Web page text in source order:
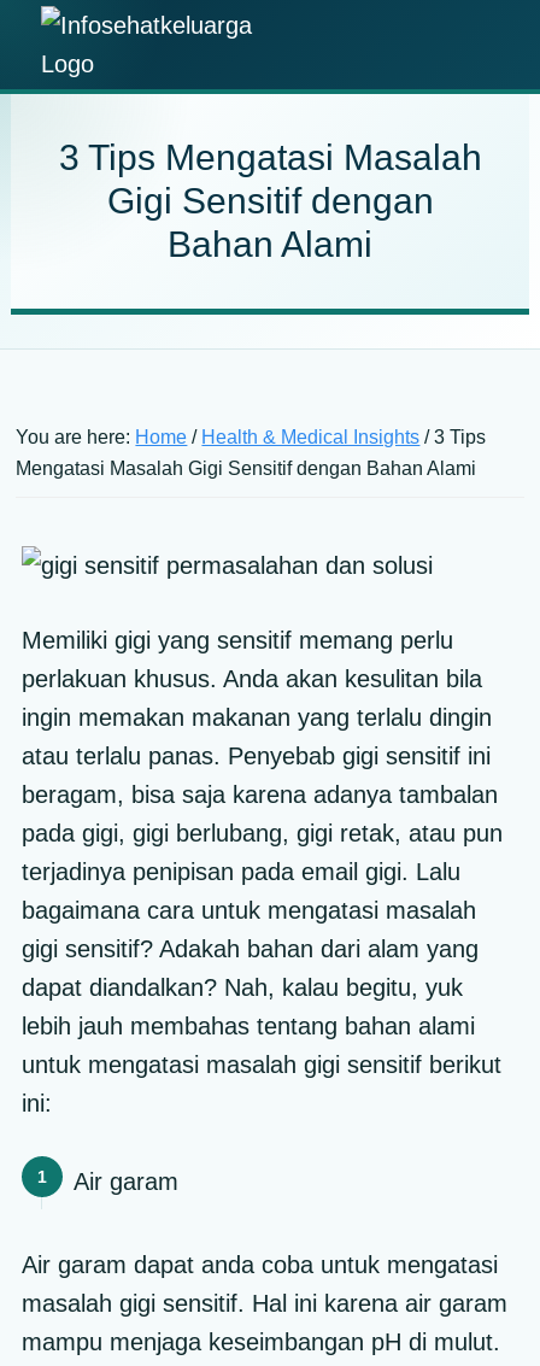
Skip
primary
Skip
main
Skip
primary
Skip
footerInfo
Keluarga
Temukan
Informasi
Kesehatan
Keluarga
3 Tips Mengatasi Masalah
Gigi Sensitif dengan
Bahan Alami
You are here: Home / Health & Medical Insights /3 Tips
Mengatasi Masalah Gigi Sensitif dengan Bahan Alami
Memiliki gigi yang sensitif memang perlu
perlakuan khusus. Anda akan kesulitan bila
ingin memakan makanan yang terlalu dingin
atau terlalu panas. Penyebab gigi sensitif ini
beragam, bisa saja karena adanya tambalan
pada gigi, gigi berlubang, gigi retak, atau pun
terjadinya penipisan pada email gigi. Lalu
bagaimana cara untuk mengatasi masalah
gigi sensitif? Adakah bahan dari alam yang
dapat diandalkan? Nah, kalau begitu, yuk
lebih jauh membahas tentang bahan alami
untuk mengatasi masalah gigi sensitif berikut
ini:
Air garam
Air garam dapat anda coba untuk mengatasi
masalah gigi sensitif. Hal ini karena air garam
mampu menjaga keseimbangan pH di mulut.